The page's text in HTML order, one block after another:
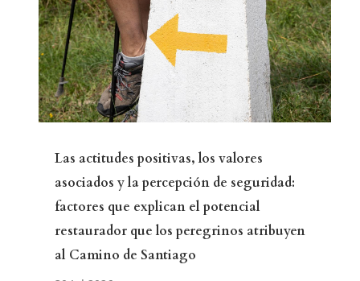
Las actitudes positivas, los valores
asociados y la percepción de seguridad:
factores que explican el potencial
restaurador que los peregrinos atribuyen
al Camino de Santiago